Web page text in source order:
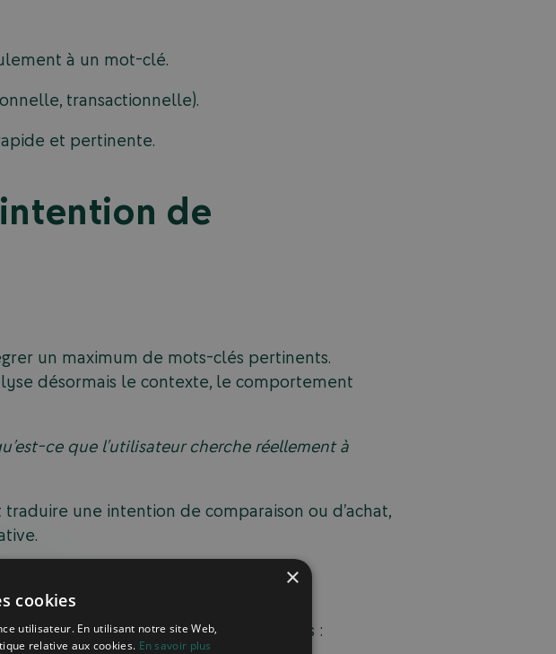
à un mot-clé.
transactionnelle).
et pertinente.
de
un maximum de mots-clés pertinents.
désormais le contexte, le comportement
ce que l’utilisateur cherche réellement à
une intention de comparaison ou d’achat,
les principaux types d’intentions :
×
cookies
utilisateur. En utilisant notre site Web,
relative aux cookies. En savoir plus